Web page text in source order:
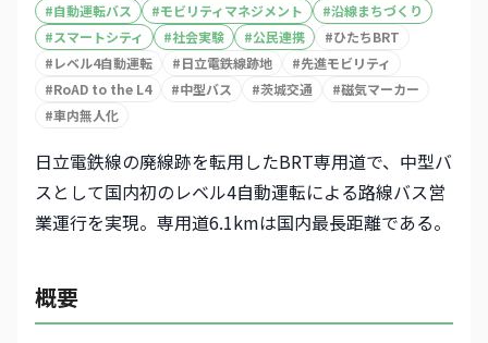
#自動運転バス #モビリティマネジメント #沿線まちづくり
#スマートシティ #社会実験 #公民連携 #ひたちBRT
#レベル4自動運転 #日立電鉄線跡地 #先進モビリティ
#RoAD to the L4 #中型バス #茨城交通 #磁気マーカー
#車内無人化
日立電鉄線の廃線跡を転用したBRT専用道で、中型バ
スとして国内初のレベル4自動運転による路線バス営
業運行を実現。専用道6.1kmは国内最長距離である。
概要